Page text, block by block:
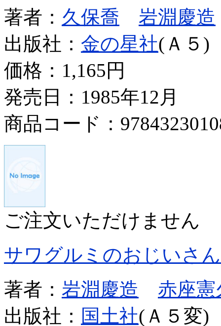
著者： 久保喬
岩淵慶造
出版社： 金の星社(Ａ５)
価格： 1,165円
発売日：1985年12月
商品コード：
ご注文いただけません
サワグルミのおじいさん
著者： 岩淵慶造
赤座憲
出版社： 国土社(Ａ５変)